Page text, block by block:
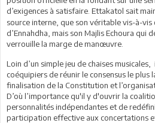
d’exigences à satisfaire. Ettakatol sait
source interne, que son véritable vis-à-vis
d’Ennahdha, mais son Majlis Echoura qui
verrouille la marge de manœuvre.
Loin d’un simple jeu de chaises
coéquipiers de réunir le consensus le plus
finalisation de la Constitution et
D’où l’importance qu'il y d'ouvrir la
personnalités indépendantes et de
participation effective aux concertations